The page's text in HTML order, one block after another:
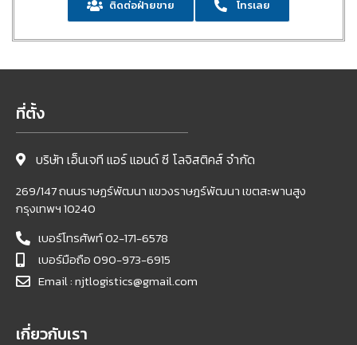
ติดต่อฝ่ายขาย โทรเลย
ที่ตั้ง
บริษัท เอ็นเจที แอร์ แอนด์ ซี โลจิสติคส์ จำกัด
269/147 ถนนราษฏร์พัฒนา แขวงราษฎร์พัฒนา เขตสะพานสูง
กรุงเทพฯ 10240
เบอร์โทรศัพท์ 02-171-6578
เบอร์มือถือ 090-973-6915
Email : njtlogistics@gmail.com
เกี่ยวกับเรา